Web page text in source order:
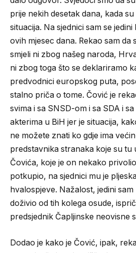
prije nekih desetak dana, kada su
situacija. Na sjednici sam se
ovih mjesec dana. Rekao sam da
smjeli ni zbog našeg naroda,
ni zbog toga što se deklariramo
predvodnici europskog puta,
stalno priča o tome. Čović je
svima i sa SNSD-om i sa SDA i
akterima u BiH jer je situacija,
ne možete znati ko gdje ima
predstavnika stranaka koje su tu
Čovića, koje je on nekako
potkupio, na sjednici mu je
hvalospjeve. Nažalost, jedini
doživio od tih kolega osude,
predsjednik Čapljinske neovisne
Dodao je kako je Čović, ipak,